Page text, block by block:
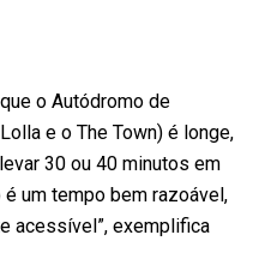
o Autódromo de
e o The Town) é longe,
30 ou 40 minutos em
um tempo bem razoável,
acessível”, exemplifica